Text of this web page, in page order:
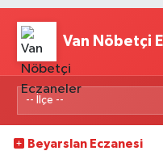
Van Nöbetçi
Beyarslan Eczanesi